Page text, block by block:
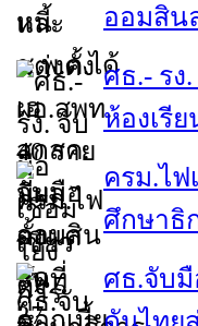
ออมสิน
ศธ.- รง
ห้องเรี
ครม.ไฟ
ศึกษาธิ
ศธ.จับมื